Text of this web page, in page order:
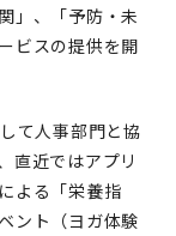
」、「予防・未
ビスの提供を開
て人事部門と協
直近ではアプリ
よる「栄養指
ント（ヨガ体験